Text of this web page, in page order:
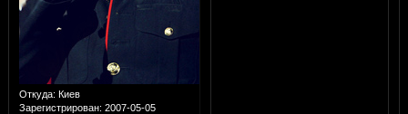
Откуда: Киев
Зарегистрирован: 2007-05-05